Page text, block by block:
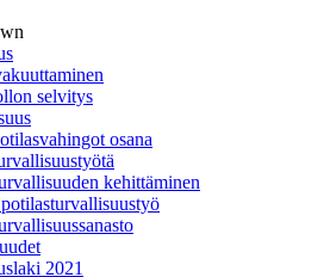
selvitys
osana
kehittäminen
2021